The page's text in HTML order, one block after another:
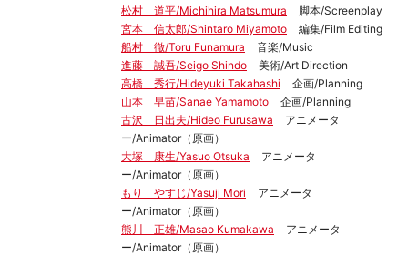
松村 道平/Michihira Matsumura
脚本/Screenplay
宮本 信太郎/Shintaro Miyamoto
編集/Film Editing
船村 徹/Toru Funamura
音楽/Music
進藤 誠吾/Seigo Shindo
美術/Art Direction
高橋 秀行/Hideyuki Takahashi
企画/Planning
山本 早苗/Sanae Yamamoto
企画/Planning
古沢 日出夫/Hideo Furusawa
アニメータ
ー/Animator（原画）
大塚 康生/Yasuo Otsuka
アニメータ
ー/Animator（原画）
もり やすじ/Yasuji Mori
アニメータ
ー/Animator（原画）
熊川 正雄/Masao Kumakawa
アニメータ
ー/Animator（原画）